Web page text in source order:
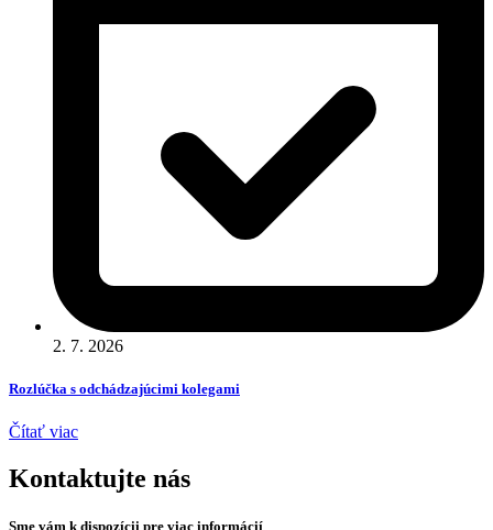
2. 7. 2026
Rozlúčka s odchádzajúcimi kolegami
Čítať viac
Kontaktujte nás
Sme vám k dispozícii pre viac informácií